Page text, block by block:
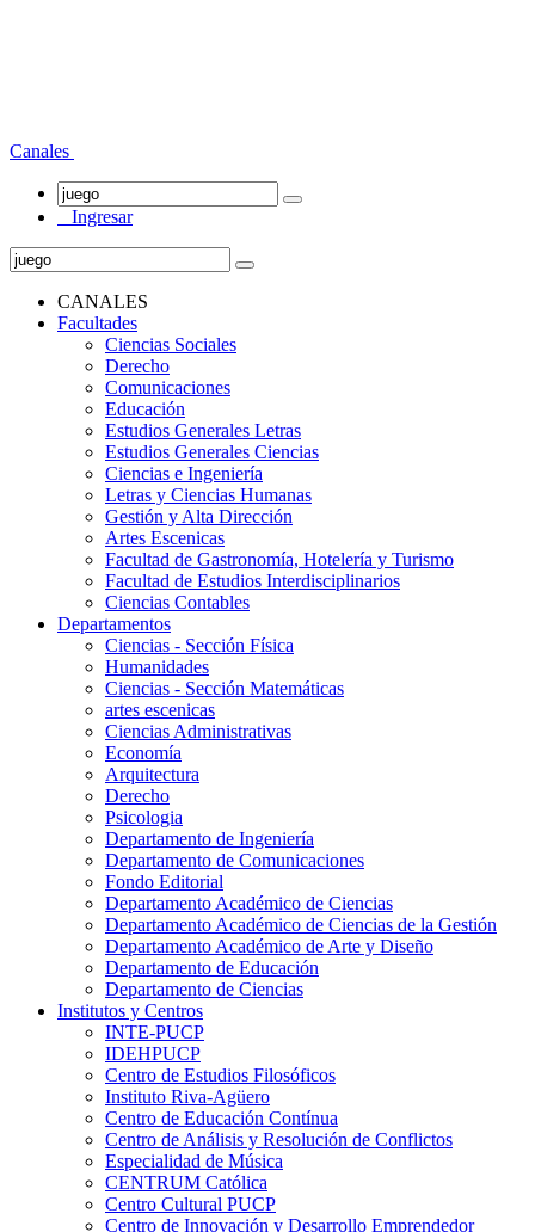
Canales
Ingresar
CANALES
Facultades
Ciencias Sociales
Derecho
Comunicaciones
Educación
Estudios Generales Letras
Estudios Generales Ciencias
Ciencias e Ingeniería
Letras y Ciencias Humanas
Gestión y Alta Dirección
Artes Escenicas
Facultad de Gastronomía, Hotelería y Turismo
Facultad de Estudios Interdisciplinarios
Ciencias Contables
Departamentos
Ciencias - Sección Física
Humanidades
Ciencias - Sección Matemáticas
artes escenicas
Ciencias Administrativas
Economía
Arquitectura
Derecho
Psicologia
Departamento de Ingeniería
Departamento de Comunicaciones
Fondo Editorial
Departamento Académico de Ciencias
Departamento Académico de Ciencias de la Gestión
Departamento Académico de Arte y Diseño
Departamento de Educación
Departamento de Ciencias
Institutos y Centros
INTE-PUCP
IDEHPUCP
Centro de Estudios Filosóficos
Instituto Riva-Agüero
Centro de Educación Contínua
Centro de Análisis y Resolución de Conflictos
Especialidad de Música
CENTRUM Católica
Centro Cultural PUCP
Centro de Innovación y Desarrollo Emprendedor